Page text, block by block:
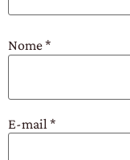
Nome*
E-mail *